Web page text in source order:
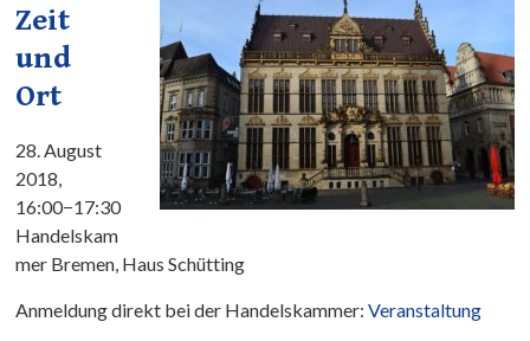
Zeit
und
Ort
28. August
2018,
16:00−17:30
Handelskam
mer Bremen, Haus Schütting
Anmeldung direkt bei der Handelskammer:Veranstaltung